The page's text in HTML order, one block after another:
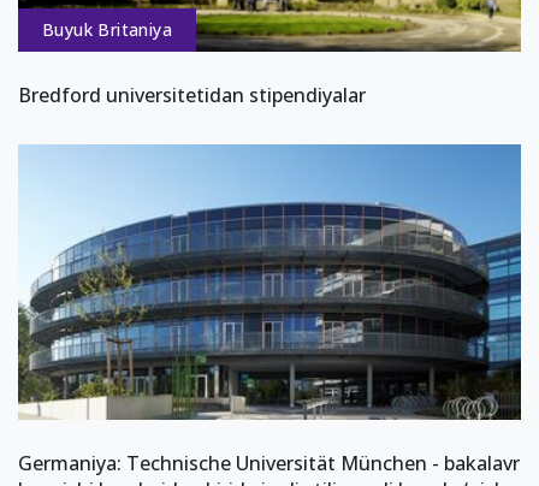
Buyuk Britaniya
Bredford universitetidan stipendiyalar
Germaniya: Technische Universität München - bakalavr